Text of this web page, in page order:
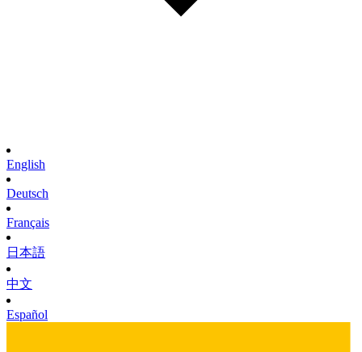
English
Deutsch
Français
日本語
中文
Español